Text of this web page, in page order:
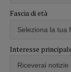
Fascia di età
Interesse